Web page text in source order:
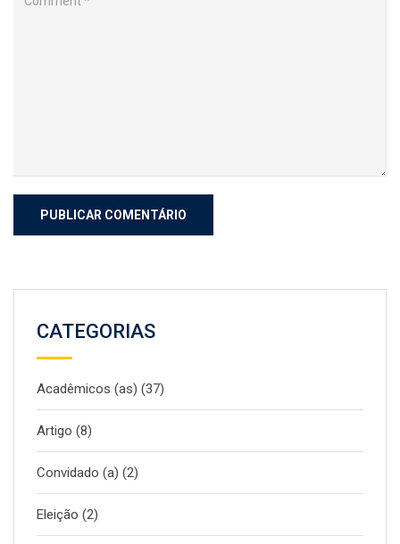
CATEGORIAS
Acadêmicos (as) (37)
Artigo (8)
Convidado (a) (2)
Eleição (2)